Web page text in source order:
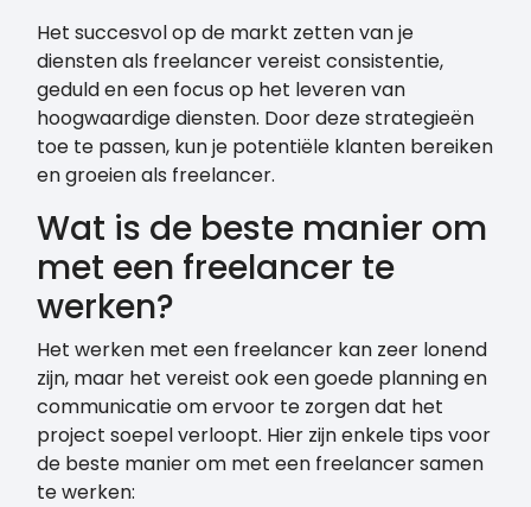
Het succesvol op de markt zetten van je
diensten als freelancer vereist consistentie,
geduld en een focus op het leveren van
hoogwaardige diensten. Door deze strategieën
toe te passen, kun je potentiële klanten bereiken
en groeien als freelancer.
Wat is de beste manier om
met een freelancer te
werken?
Het werken met een freelancer kan zeer lonend
zijn, maar het vereist ook een goede planning en
communicatie om ervoor te zorgen dat het
project soepel verloopt. Hier zijn enkele tips voor
de beste manier om met een freelancer samen
te werken: